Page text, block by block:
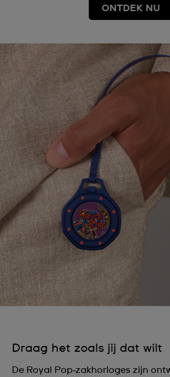
ONTDEK NU
Draag het zoals jij dat wilt
De Royal Pop-zakhorloges zijn